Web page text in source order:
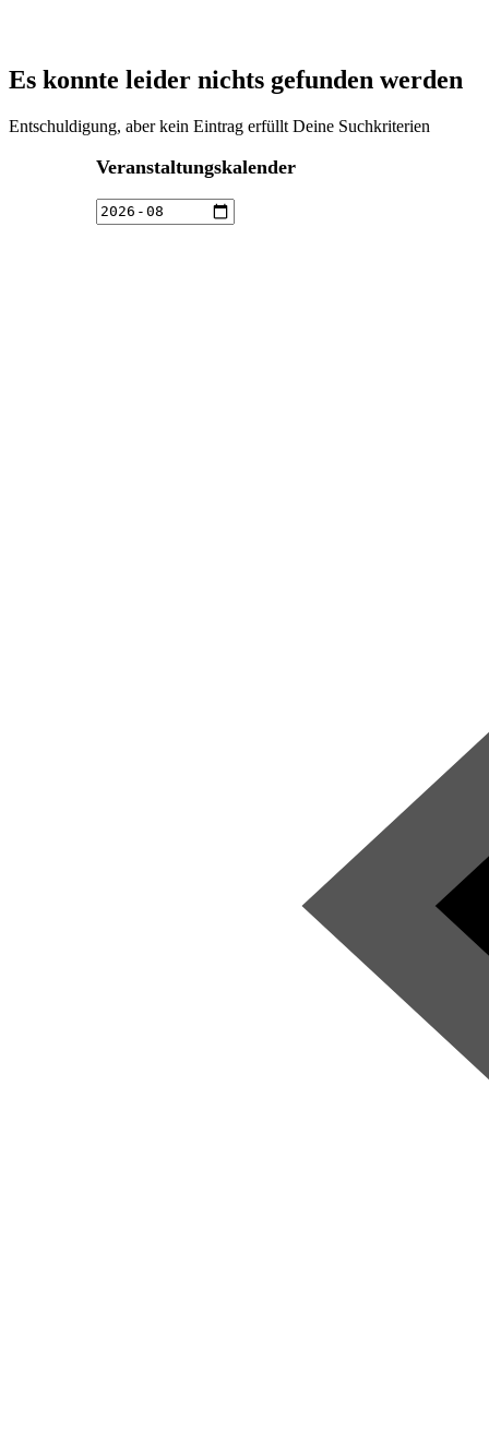
Es konnte leider nichts gefunden werden
Entschuldigung, aber kein Eintrag erfüllt Deine Suchkriterien
Veranstaltungskalender